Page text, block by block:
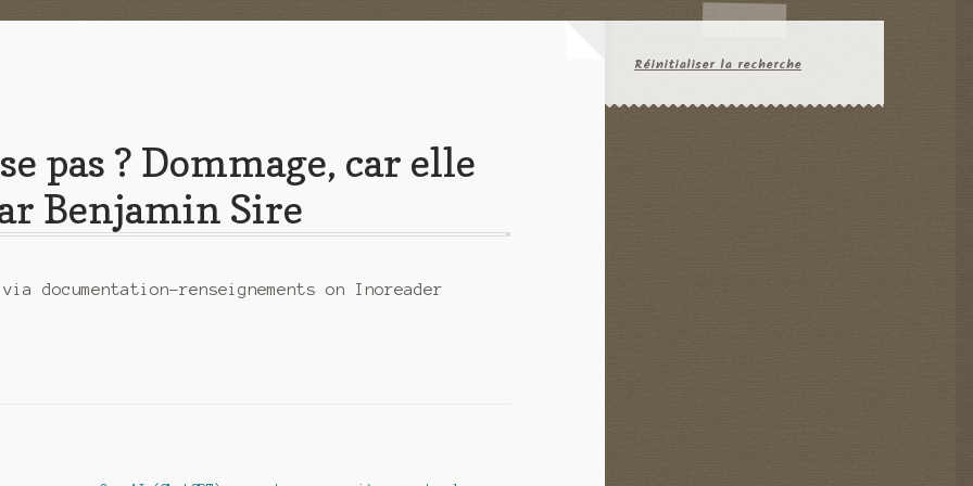
pas ? Dommage, car elle
Benjamin Sire
documentation-renseignements on Inoreader
Réinitialiser la recherche